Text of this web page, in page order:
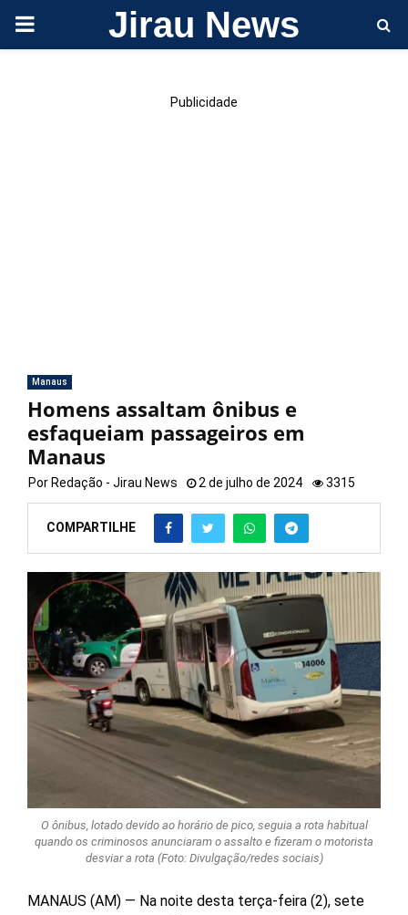
PRIMARY Jirau News
Publicidade
Manaus
Homens assaltam ônibus e
esfaqueiam passageiros em
Manaus
Por Redação - Jirau News 2 de julho de 2024 3315
COMPARTILHE
O ônibus, lotado devido ao horário de pico, seguia a rota habitual
quando os criminosos anunciaram o assalto e fizeram o motorista
desviar a rota (Foto: Divulgação/redes sociais)
MANAUS (AM) — Na noite desta terça-feira (2), sete